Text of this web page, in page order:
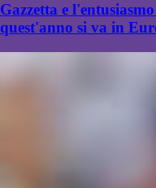
Gazzetta e
quest'anno si va in